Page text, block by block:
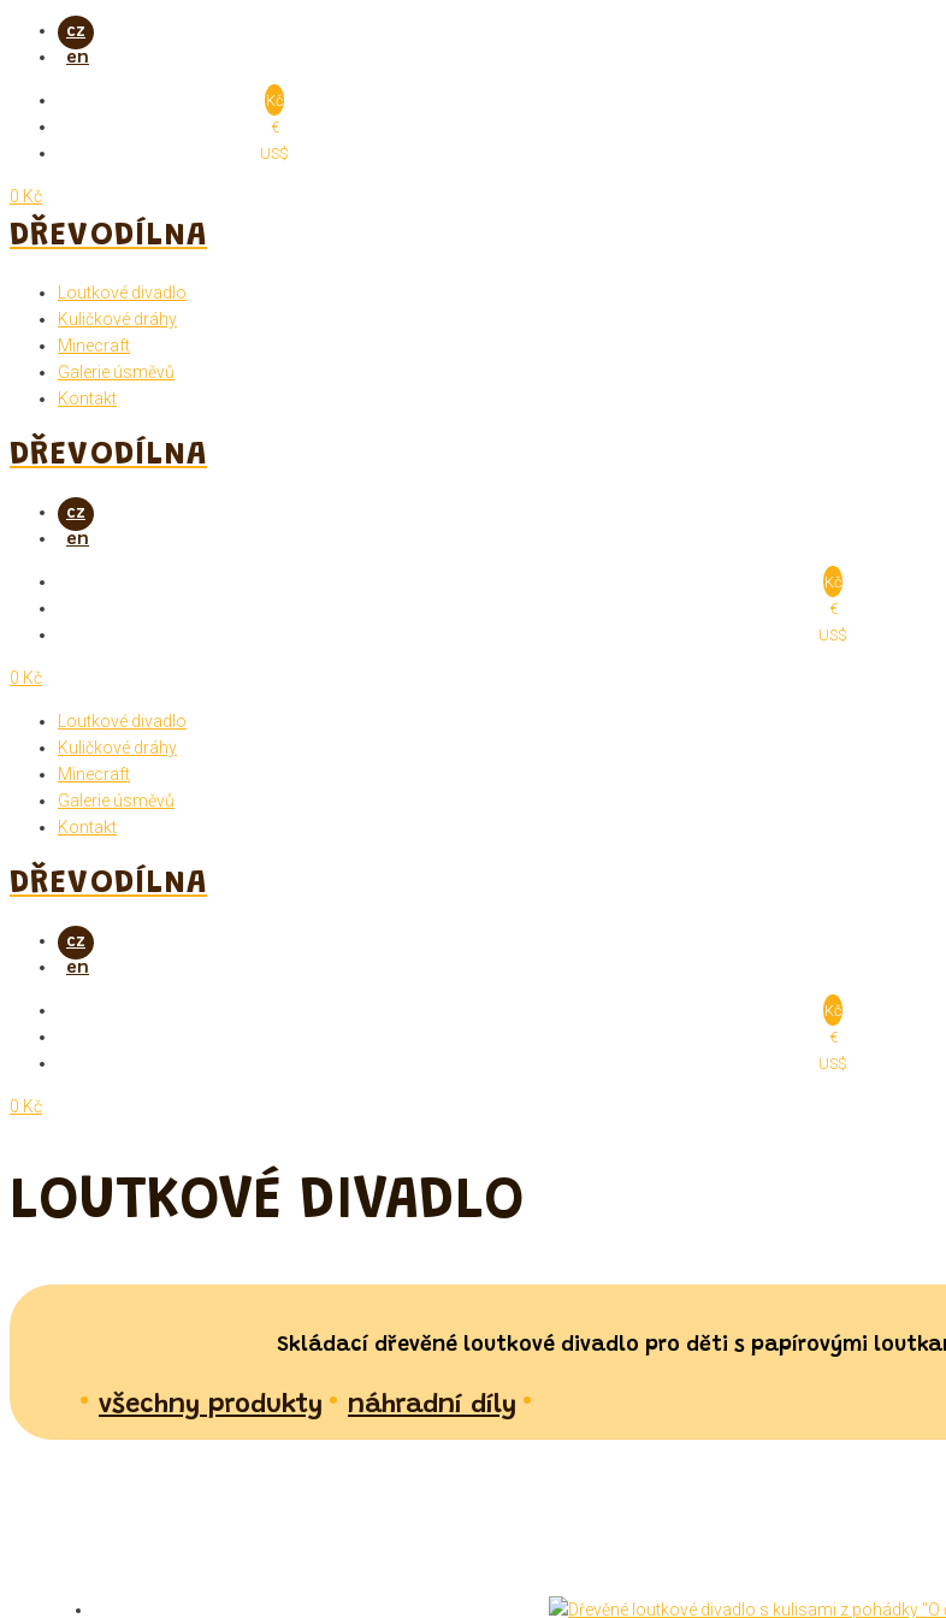
Skip
Kč
€
US$
0 Kč
DŘEVODÍLNA
Loutkové divadlo
Kuličkové dráhy
Minecraft
Galerie úsměvů
Kontakt
DŘEVODÍLNA
Kč
€
US$
0 Kč
Loutkové divadlo
Kuličkové dráhy
Minecraft
Galerie úsměvů
Kontakt
DŘEVODÍLNA
Kč
€
US$
0 Kč
LOUTKOVÉ DIVADLO
Skládací dřevěné loutkové divadlo pro děti s papírovými
• všechny produkty • náhradní díly •